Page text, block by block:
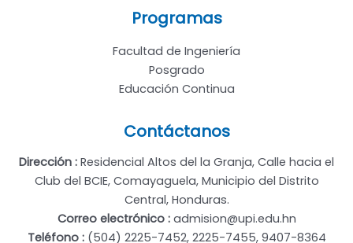
Programas
Facultad de Ingeniería
Posgrado
Educación Continua
Contáctanos
Dirección : Residencial Altos del la Granja, Calle hacia el
Club del BCIE, Comayaguela, Municipio del Distrito
Central, Honduras.
Correo electrónico :admision@upi.edu.hn
Teléfono :(504) 2225-7452, 2225-7455, 9407-8364